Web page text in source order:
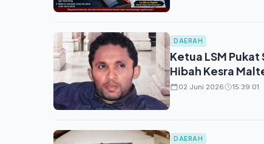
DAERAH
Ketua LSM
Hibah Kesra
02 Juni 2026 15:39:01
DAERAH